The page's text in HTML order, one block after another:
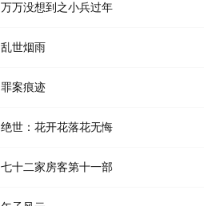
万万没想到之小兵过年
乱世烟雨
罪案痕迹
绝世：花开花落花无悔
七十二家房客第十一部